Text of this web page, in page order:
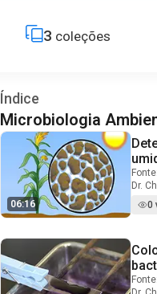
3 coleções
Índice
Microbiologia
06:16
Dr.
ser
os
0